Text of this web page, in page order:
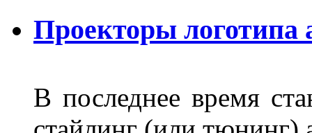
Проекторы логотипа
В последнее время